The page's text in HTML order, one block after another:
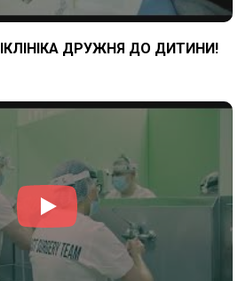
ДРУЖНЯ ДО ДИТИНИ!